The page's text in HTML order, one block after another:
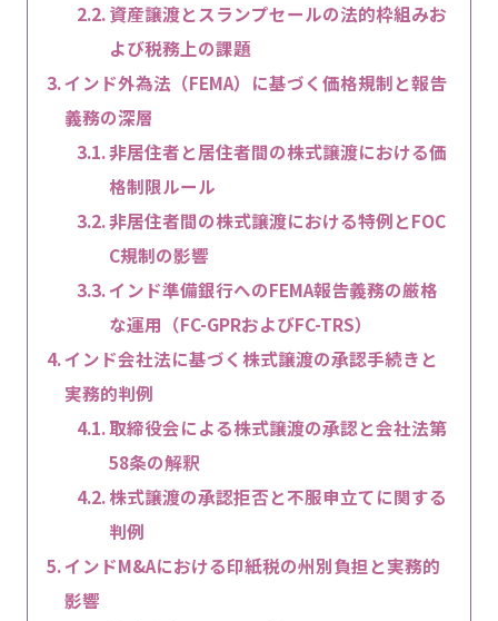
資産譲渡とスランプセールの法的枠組みお
よび税務上の課題
インド外為法（FEMA）に基づく価格規制と報告
義務の深層
非居住者と居住者間の株式譲渡における価
格制限ルール
非居住者間の株式譲渡における特例とFOC
C規制の影響
インド準備銀行へのFEMA報告義務の厳格
な運用（FC-GPRおよびFC-TRS）
インド会社法に基づく株式譲渡の承認手続きと
実務的判例
取締役会による株式譲渡の承認と会社法第
58条の解釈
株式譲渡の承認拒否と不服申立てに関する
判例
インドM&Aにおける印紙税の州別負担と実務的
影響